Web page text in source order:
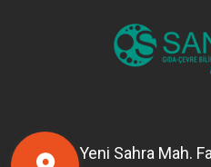
Yeni Sahra Mah.